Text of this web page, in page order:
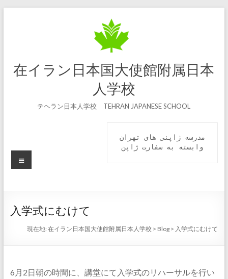
在イラン日本国大使館附属日本
人学校
テヘラン日本人学校 TEHRAN JAPANESE SCHOOL
مدرسه ژاپنی های تهران
メ
ニ
入学式にむけて
現在地:在イラン日本国大使館附属日本人学校 > Blog > 入学式にむけて
6月2日朝の時間に、講堂にて入学式のリハーサルを行い